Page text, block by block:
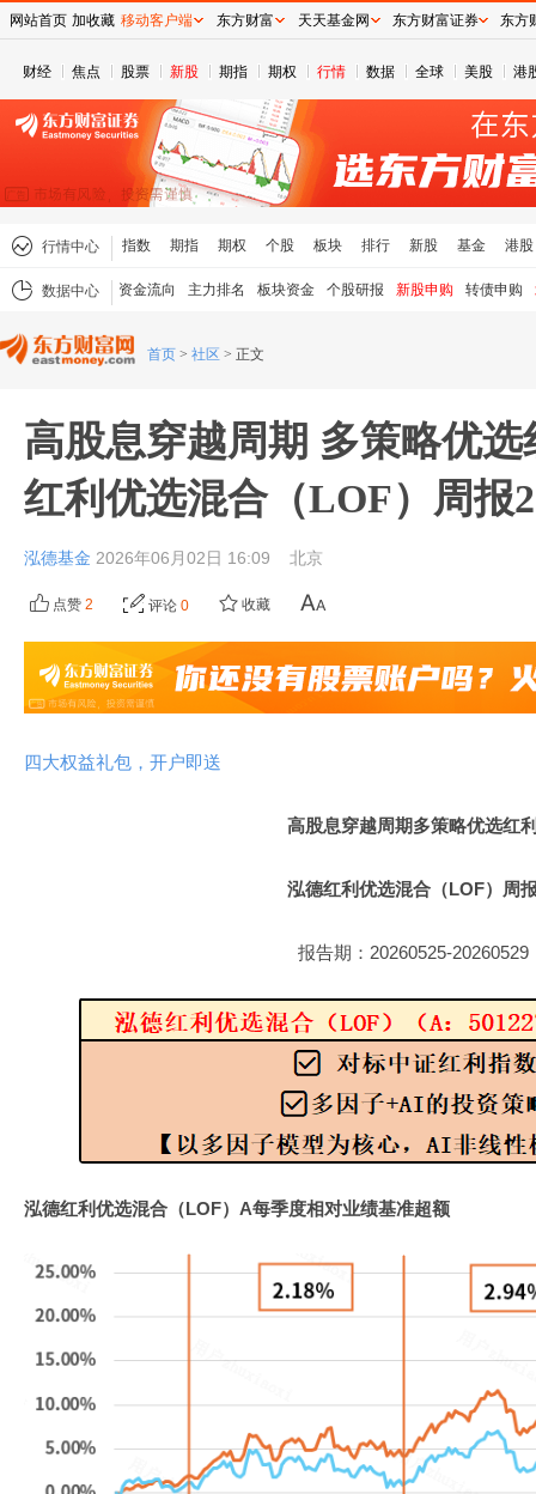
财经 焦点 股票 新股 期指 期权 行情 数据 全球 美股 港
行情中心 指数 期指 期权 个股 板块 排行 新股 基金 港股
数据中心 资金流向 主力排名 板块资金 个股研报 新股申购 转债申购
首页 > 社区 > 正文
高股息穿越周期 多策略优
红利优选混合（LOF）周报
泓德基金 2026年06月02日 16:09 北京
点赞 2 评论 0 收藏
四大权益礼包，开户即送
高股息穿越周期多策略优选红
泓德红利优选混合（LOF）周
报告期：20260525-20260529
泓德红利优选混合（LOF）A每季度相对业绩基准超额
网站首页 加收藏 移动客户端 东方财富 天天基金网 东方财富证券 东方